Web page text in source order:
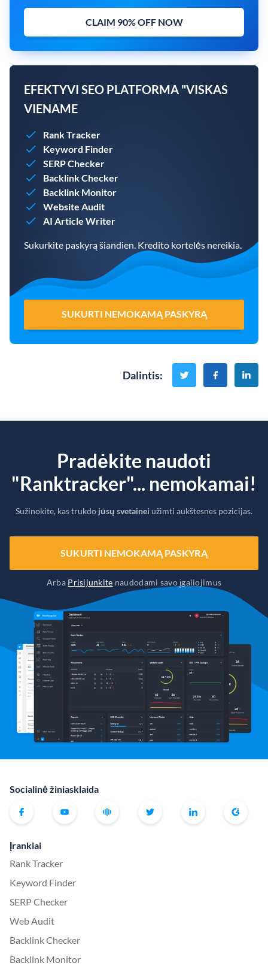
CLAIM 90% OFF NOW
EFEKTYVI SEO PLATFORMA "VISKAS
VIENAME
Rank Tracker
Keyword Finder
SERP Checker
Backlink Checker
Backlink Monitor
Website Audit
AI Article Writer
Sukurkite paskyrą šiandien. Kredito kortelės nereikia.
SUKURTI NEMOKAMĄ PASKYRĄ
Dalintis:
Pradėkite naudoti
"Ranktracker"... nemokamai!
Sužinokite, kas trukdo jūsų svetainei užimti aukštesnes pozicijas.
SUKURTI NEMOKAMĄ PASKYRĄ
Arba Prisijunkite naudodami savo įgaliojimus
Socialinė žiniasklaida
Įrankiai
Rank Tracker
Keyword Finder
SERP Checker
Web Audit
Backlink Checker
Backlink Monitor